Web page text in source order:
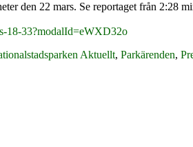
den 22 mars. Se reportaget från 2:28
18-33?modalId=eWXD32o
Aktuellt, Parkärenden,